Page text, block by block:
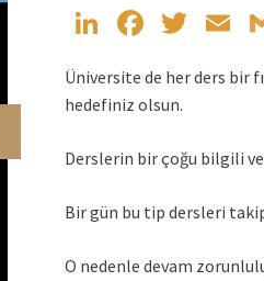
LinkedIn
Üniversite de her ders bir
hedefiniz olsun.
Derslerin bir çoğu bilgili
Bir gün bu tip dersleri
O nedenle devam